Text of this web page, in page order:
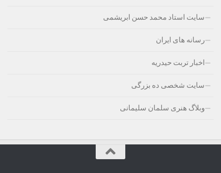
سایت استاد محمد حسن ابریشمی
رسانه های ایران
اخبار تربت حیدریه
سایت شخصی ده بزرگی
وبلاگ هنری سلمان سلیمانی